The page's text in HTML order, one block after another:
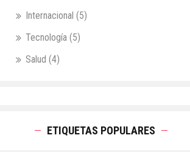
Internacional (5)
Tecnología (5)
Salud (4)
ETIQUETAS POPULARES